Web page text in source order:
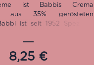
ist Babbis Crema
aus 35% gerösteten
ist seit 1952 Spezialist
wie diese
sind eine ganz eigene
sich.
8,25 €